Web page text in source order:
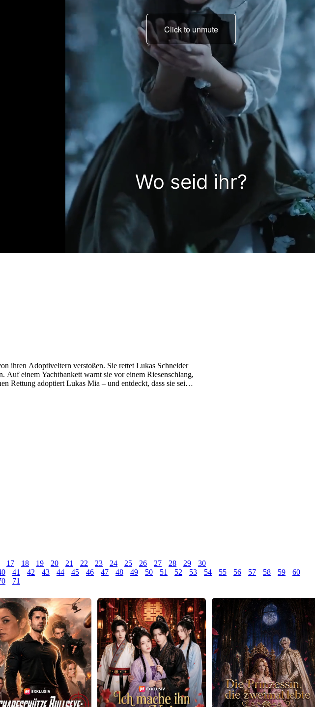
Click to unmute
ihren Adoptiveltern verstoßen. Sie rettet Lukas Schneider
Auf einem Yachtbankett warnt sie vor einem Riesenschlang,
Rettung adoptiert Lukas Mia – und entdeckt, dass sie seine
17 18 19 20 21 22 23 24 25 26 27 28 29
30
41 42 43 44 45 46 47 48 49 50 51 52 53 54 55 56 57 58 59
60
71